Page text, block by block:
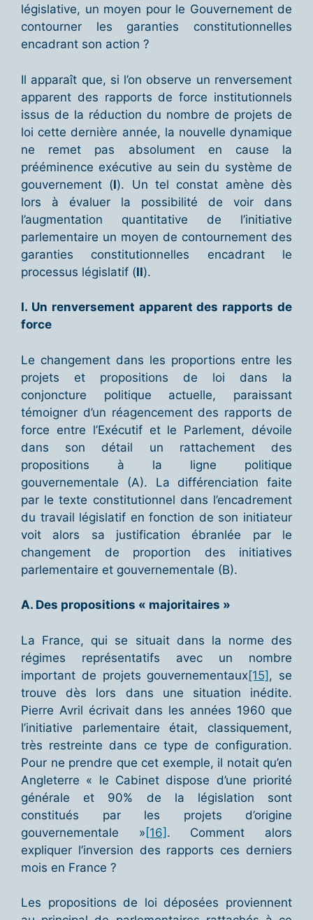
législative, un moyen pour le Gouvernement de
contourner les garanties constitutionnelles
encadrant son action ?
Il apparaît que, si l’on observe un renversement
apparent des rapports de force institutionnels
issus de la réduction du nombre de projets de
loi cette dernière année, la nouvelle dynamique
ne remet pas absolument en cause la
prééminence exécutive au sein du système de
gouvernement (I). Un tel constat amène dès
lors à évaluer la possibilité de voir dans
l’augmentation quantitative de l’initiative
parlementaire un moyen de contournement des
garanties constitutionnelles encadrant le
processus législatif (II).
I. Un renversement apparent des rapports de
force
Le changement dans les proportions entre les
projets et propositions de loi dans la
conjoncture politique actuelle, paraissant
témoigner d’un réagencement des rapports de
force entre l’Exécutif et le Parlement, dévoile
dans son détail un rattachement des
propositions à la ligne politique
gouvernementale (A). La différenciation faite
par le texte constitutionnel dans l’encadrement
du travail législatif en fonction de son initiateur
voit alors sa justification ébranlée par le
changement de proportion des initiatives
parlementaire et gouvernementale (B).
A. Des propositions « majoritaires »
La France, qui se situait dans la norme des
régimes représentatifs avec un nombre
important de projets gouvernementaux[15], se
trouve dès lors dans une situation inédite.
Pierre Avril écrivait dans les années 1960 que
l’initiative parlementaire était, classiquement,
très restreinte dans ce type de configuration.
Pour ne prendre que cet exemple, il notait qu’en
Angleterre « le Cabinet dispose d’une priorité
générale et 90% de la législation sont
constitués par les projets d’origine
gouvernementale » [16] . Comment alors
expliquer l’inversion des rapports ces derniers
mois en France ?
Les propositions de loi déposées proviennent